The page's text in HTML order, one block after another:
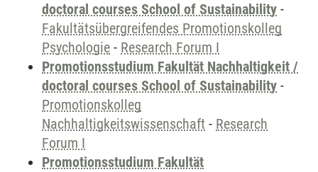
doctoral courses School of Sustainability -
Fakultätsübergreifendes Promotionskolleg
Psychologie - Research Forum I
Promotionsstudium Fakultät Nachhaltigkeit /
doctoral courses School of Sustainability -
Promotionskolleg
Nachhaltigkeitswissenschaft - Research
Forum I
Promotionsstudium Fakultät